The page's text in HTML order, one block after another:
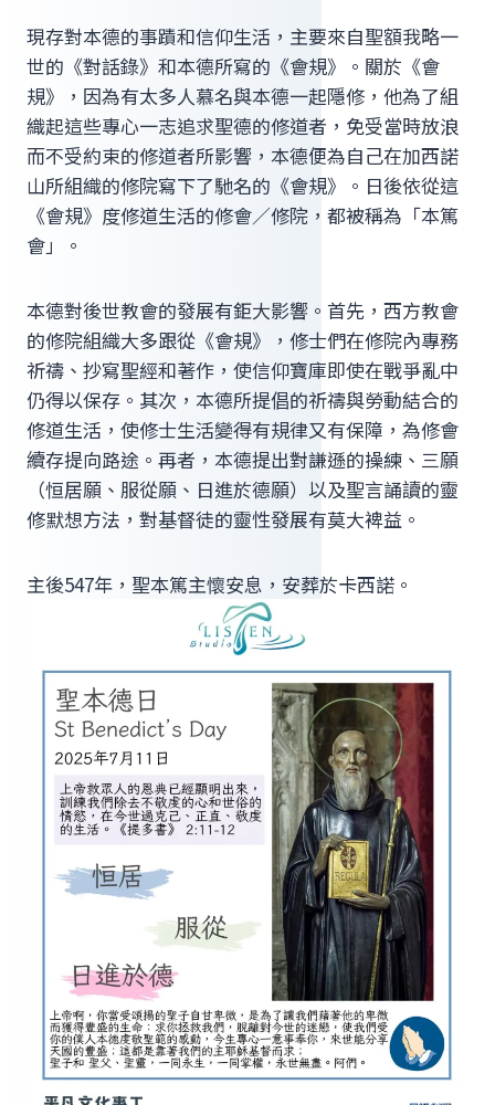
現存對本德的事蹟和信仰生活，主要來自聖額我略一
世的《對話錄》和本德所寫的《會規》。關於《會
規》，因為有太多人慕名與本德一起隱修，他為了組
織起這些專心一志追求聖德的修道者，免受當時放浪
而不受約束的修道者所影響，本德便為自己在加西諾
山所組織的修院寫下了馳名的《會規》。日後依從這
《會規》度修道生活的修會／修院，都被稱為「本篤
會」。
本德對後世教會的發展有鉅大影響。首先，西方教會
的修院組織大多跟從《會規》，修士們在修院內專務
祈禱、抄寫聖經和著作，使信仰寶庫即使在戰爭亂中
仍得以保存。其次，本德所提倡的祈禱與勞動結合的
修道生活，使修士生活變得有規律又有保障，為修會
續存提向路途。再者，本德提出對謙遜的操練、三願
（恒居願、服從願、日進於德願）以及聖言誦讀的靈
修默想方法，對基督徒的靈性發展有莫大裨益。
主後547年，聖本篤主懷安息，安葬於卡西諾。